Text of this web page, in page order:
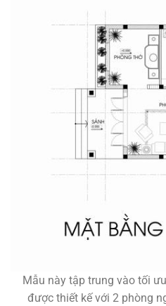
Mẫu này tập trung vào tối
được thiết kế với 2 phòng